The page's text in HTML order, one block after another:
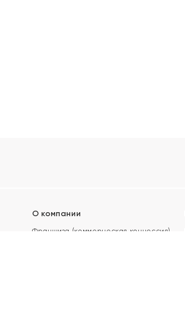
О компании
Франшиза (коммерческая концессия)